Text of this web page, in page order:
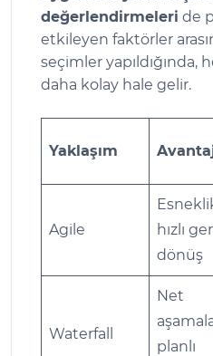
değerlendirmeleri de
etkileyen faktörler
seçimler yapıldığında,
daha kolay hale gelir.
Yaklaşım
Agile
hızlı
dönüş
Waterfall
Net
planlı